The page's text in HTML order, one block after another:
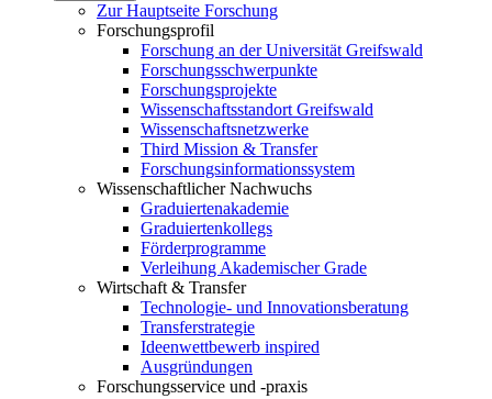
Zur Hauptseite Forschung
Forschungsprofil
Forschung an der Universität Greifswald
Forschungsschwerpunkte
Forschungsprojekte
Wissenschaftsstandort Greifswald
Wissenschaftsnetzwerke
Third Mission & Transfer
Forschungsinformationssystem
Wissenschaftlicher Nachwuchs
Graduiertenakademie
Graduiertenkollegs
Förderprogramme
Verleihung Akademischer Grade
Wirtschaft & Transfer
Technologie- und Innovationsberatung
Transferstrategie
Ideenwettbewerb inspired
Ausgründungen
Forschungsservice und -praxis